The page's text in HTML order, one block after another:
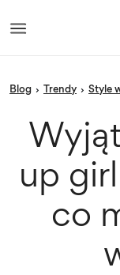
blog › trendy › Style
up
co